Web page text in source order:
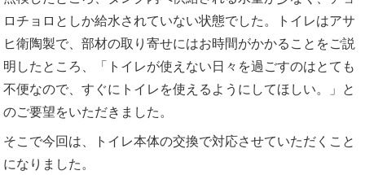
ロチョロとしか給水されていない状態でした。トイレはアサ
ヒ衛陶製で、部材の取り寄せにはお時間がかかることをご説
明したところ、「トイレが使えない日々を過ごすのはとても
不便なので、すぐにトイレを使えるようにしてほしい。」と
のご要望をいただきました。
そこで今回は、トイレ本体の交換で対応させていただくこと
になりました。